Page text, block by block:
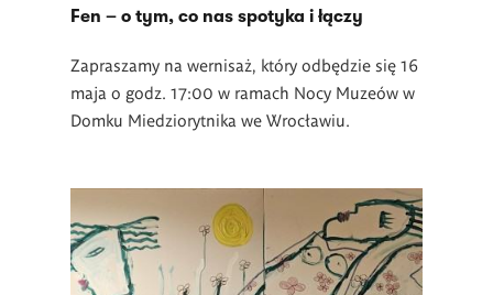
Fen – o tym, co nas spotyka i łączy
Zapraszamy na wernisaż, który odbędzie się 16
maja o godz. 17:00 w ramach Nocy Muzeów w
Domku Miedziorytnika we Wrocławiu.